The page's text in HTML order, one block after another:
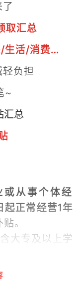
取汇总
生活/消费…
负担
~
汇总
或从事个体经
起正常经营1年
。
含大专及以上学
工院校高级工
特殊教育院校